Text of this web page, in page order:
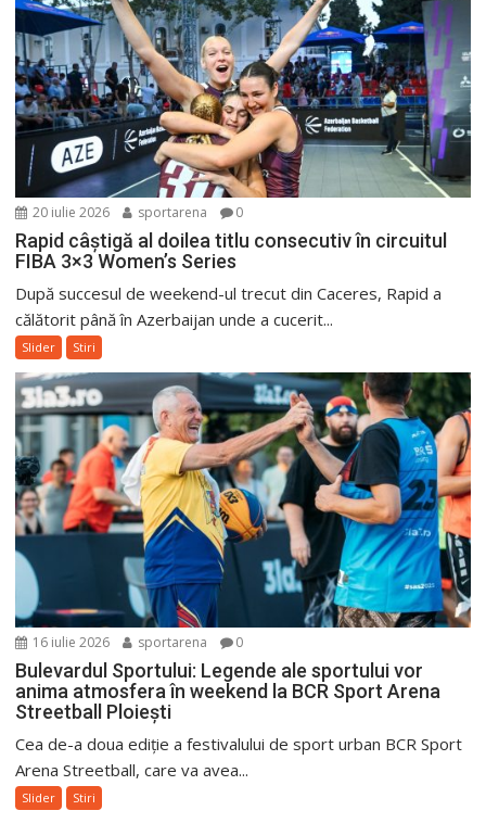
20 iulie 2026 sportarena 0
Rapid câștigă al doilea titlu consecutiv în circuitul
FIBA 3×3 Women’s Series
După succesul de weekend-ul trecut din Caceres, Rapid a
călătorit până în Azerbaijan unde a cucerit...
Slider Stiri
16 iulie 2026 sportarena 0
Bulevardul Sportului: Legende ale sportului vor
anima atmosfera în weekend la BCR Sport Arena
Streetball Ploiești
Cea de-a doua ediție a festivalului de sport urban BCR Sport
Arena Streetball, care va avea...
Slider Stiri